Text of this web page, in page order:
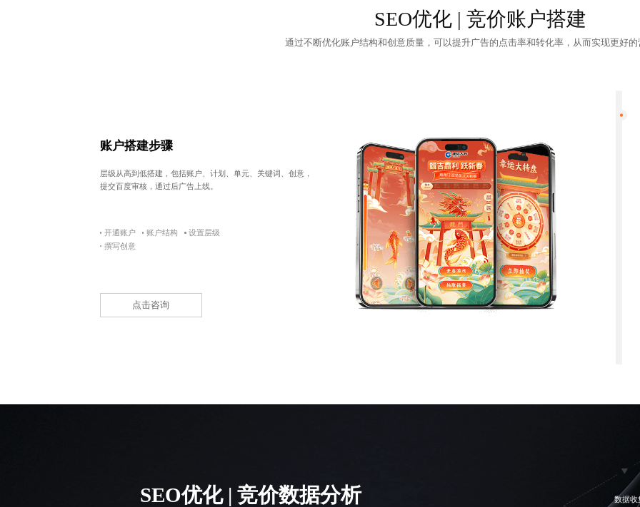
SEO优化 | 竞价账户搭建
通过不断优化账户结构和创意质量，可以提升广告的点击率和转化率，从而实现更好的
账户搭建步骤
层级从高到低搭建，包括账户、计划、单元、关键词、创意，
提交百度审核，通过后广告上线。
开通账户 账户结构
设置层级
撰写创意
点击咨询
SEO优化 | 竞价数据分析 数据收